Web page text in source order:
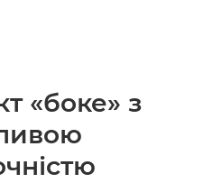
«боке» з